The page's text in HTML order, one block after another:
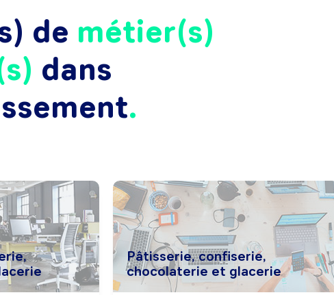
de métier(s)
dans
Pâtisserie, confiserie,
chocolaterie et glacerie